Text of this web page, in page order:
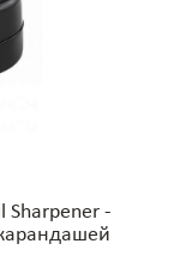
Sharpener -